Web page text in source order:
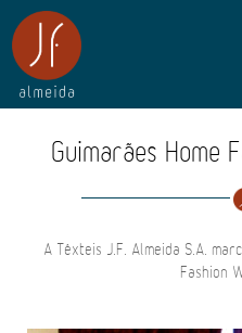
Guimarães Home
A Têxteis J.F. Almeida S.A.
Fashion